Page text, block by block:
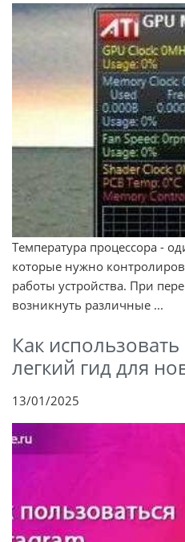
Температура процессора -
которые нужно
работы устройства. При
возникнуть различные ...
Как
легкий гид для
13/01/2025